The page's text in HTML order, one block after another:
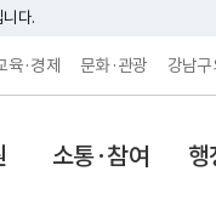
다.
육·경제 문화·관광 강남구
소통·참여 행